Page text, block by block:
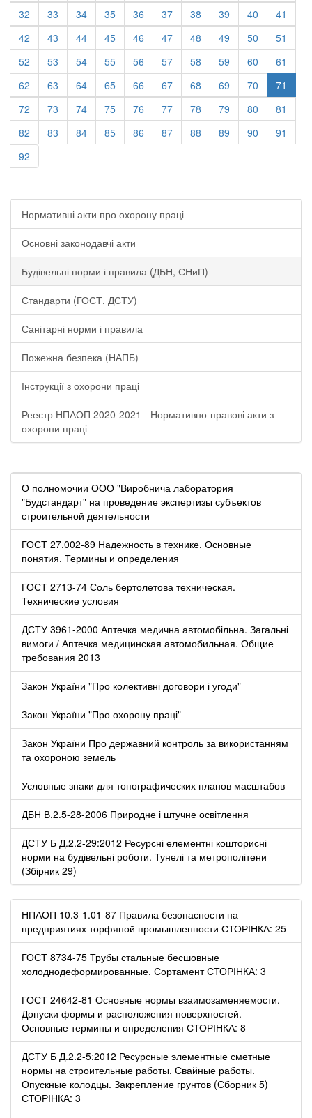
32
33 34 35 36 37 38 39 40
41
42
43 44 45 46 47 48 49 50
51
52
53 54 55 56 57 58 59 60
61
62
63 64 65 66 67 68 69 70
71
72
73 74 75 76 77 78 79 80
81
82
83 84 85 86 87 88 89 90
91
92
Нормативні акти про охорону праці
Основні законодавчі акти
Будівельні норми і правила (ДБН, СНиП)
Стандарти (ГОСТ, ДСТУ)
Санітарні норми і правила
Пожежна безпека (НАПБ)
Інструкції з охорони праці
Реестр НПАОП 2020-2021 - Нормативно-правові акти з
охорони праці
О полномочии ООО "Виробнича лаборатория
"Будстандарт" на проведение экспертизы субъектов
строительной деятельности
ГОСТ 27.002-89 Надежность в технике. Основные
понятия. Термины и определения
ГОСТ 2713-74 Соль бертолетова техническая.
Технические условия
ДСТУ 3961-2000 Аптечка медична автомобільна. Загальні
вимоги / Аптечка медицинская автомобильная. Общие
требования 2013
Закон України "Про колективні договори і угоди"
Закон України "Про охорону праці"
Закон України Про державний контроль за використанням
та охороною земель
Условные знаки для топографических планов масштабов
ДБН В.2.5-28-2006 Природне і штучне освітлення
ДСТУ Б Д.2.2-29:2012 Ресурсні елементні кошторисні
норми на будівельні роботи. Тунелі та метрополітени
(Збірник 29)
НПАОП 10.3-1.01-87 Правила безопасности на
предприятиях торфяной промышленности СТОРІНКА: 25
ГОСТ 8734-75 Трубы стальные бесшовные
холоднодеформированные. Сортамент СТОРІНКА: 3
ГОСТ 24642-81 Основные нормы взаимозаменяемости.
Допуски формы и расположения поверхностей.
Основные термины и определения СТОРІНКА: 8
ДСТУ Б Д.2.2-5:2012 Ресурсные элементные сметные
нормы на строительные работы. Свайные работы.
Опускные колодцы. Закрепление грунтов (Сборник 5)
СТОРІНКА: 3